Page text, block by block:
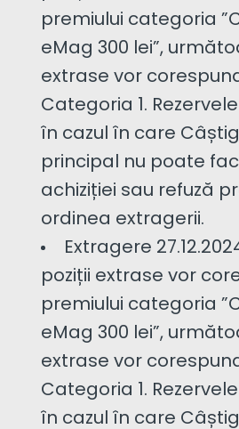
premiului categoria
eMag 300 lei”,
extrase vor
Categoria 1.
în cazul în care
principal nu poate
achiziției sau refuză
ordinea extragerii.
Extragere
poziții extrase vor
premiului categoria
eMag 300 lei”,
extrase vor
Categoria 1.
în cazul în care